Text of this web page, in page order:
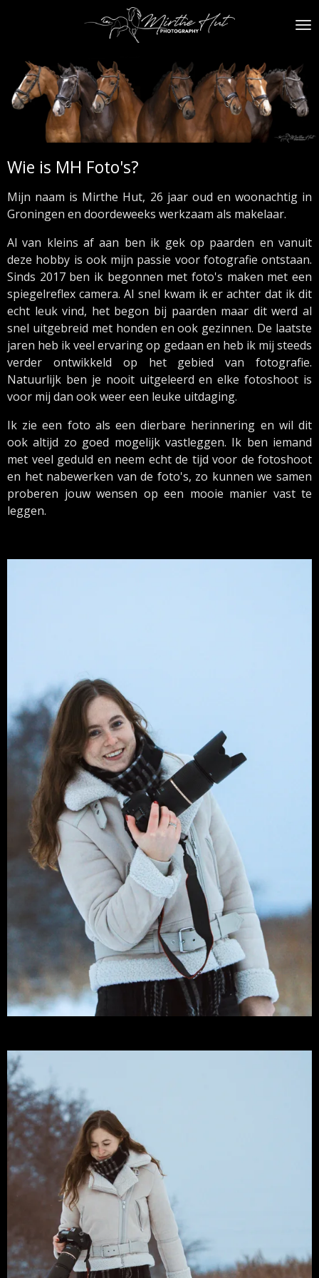
hoofdinhoud
Wie is MH Foto's?
Mijn naam is Mirthe Hut, 26 jaar oud en woonachtig in
Groningen en doordeweeks werkzaam als makelaar.
Al van kleins af aan ben ik gek op paarden en vanuit
deze hobby is ook mijn passie voor fotografie ontstaan.
Sinds 2017 ben ik begonnen met foto's maken met een
spiegelreflex camera. Al snel kwam ik er achter dat ik dit
echt leuk vind, het begon bij paarden maar dit werd al
snel uitgebreid met honden en ook gezinnen. De laatste
jaren heb ik veel ervaring op gedaan en heb ik mij steeds
verder ontwikkeld op het gebied van fotografie.
Natuurlijk ben je nooit uitgeleerd en elke fotoshoot is
voor mij dan ook weer een leuke uitdaging.
Ik zie een foto als een dierbare herinnering en wil dit
ook altijd zo goed mogelijk vastleggen. Ik ben iemand
met veel geduld en neem echt de tijd voor de fotoshoot
en het nabewerken van de foto's, zo kunnen we samen
proberen jouw wensen op een mooie manier vast te
leggen.